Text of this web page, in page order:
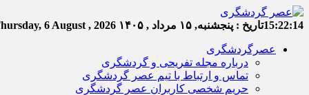
15:22:15تاریخ : پنجشنبه, ۱۵ مرداد , ۱۴۰۵ 6 August , 2026
عصرگردشگری
درباره مجله تفریحی و گردشگری
تماس و ارتباط با تیم عصر گردشگری
حریم شخصی کاربران عصر گردشگری